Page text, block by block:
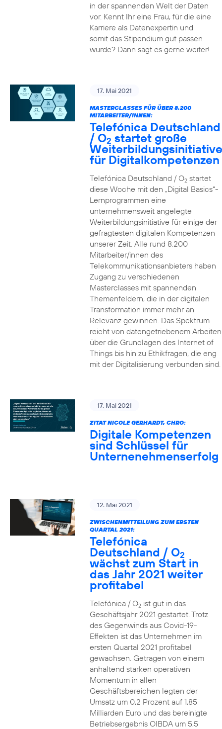
in der spannenden Welt der Daten
vor. Kennt Ihr eine Frau, für die eine
Karriere als Datenexpertin und
somit das Stipendium gut passen
würde? Dann sagt es gerne weiter!
17. Mai 2021
MASTERCLASSES FÜR ÜBER 8.200
MITARBEITER/INNEN:
Telefónica Deutschland
/ O2 startet große
Weiterbildungsinitiative
für Digitalkompetenzen
Telefónica Deutschland / O2startet
diese Woche mit den „Digital Basics“-
Lernprogrammen eine
unternehmensweit angelegte
Weiterbildungsinitiative für einige der
gefragtesten digitalen Kompetenzen
unserer Zeit. Alle rund 8.200
Mitarbeiter/innen des
Telekommunikationsanbieters haben
Zugang zu verschiedenen
Masterclasses mit spannenden
Themenfeldern, die in der digitalen
Transformation immer mehr an
Relevanz gewinnen. Das Spektrum
reicht von datengetriebenem Arbeiten
über die Grundlagen des Internet of
Things bis hin zu Ethikfragen, die eng
mit der Digitalisierung verbunden sind.
17. Mai 2021
ZITAT NICOLE GERHARDT, CHRO:
Digitale Kompetenzen
sind Schlüssel für
Unternenehmenserfolg
12. Mai 2021
ZWISCHENMITTEILUNG ZUM ERSTEN
QUARTAL 2021:
Telefónica
Deutschland / O2
wächst zum Start in
das Jahr 2021 weiter
profitabel
Telefónica / O2ist gut in das
Geschäftsjahr 2021 gestartet. Trotz
des Gegenwinds aus Covid-19-
Effekten ist das Unternehmen im
ersten Quartal 2021 profitabel
gewachsen. Getragen von einem
anhaltend starken operativen
Momentum in allen
Geschäftsbereichen legten der
Umsatz um 0,2 Prozent auf 1,85
Milliarden Euro und das bereinigte
Betriebsergebnis OIBDA um 5,5